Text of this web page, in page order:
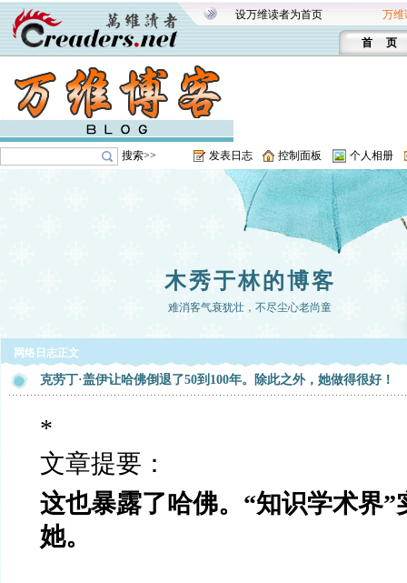
设万维读者为首页 万维
首 页
搜索>> 发表日志 控制面板 个人相册
木秀于林的博客
难消客气衰犹壮，不尽尘心老尚童
网络日志正文
克劳丁·盖伊让哈佛倒退了50到100年。除此之外，她做得很好！
*
文章提要：
这也暴露了哈佛。 “知识学术界”
她。